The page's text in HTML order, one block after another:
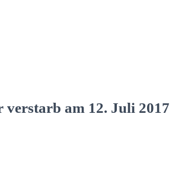
am 12. Juli 2017